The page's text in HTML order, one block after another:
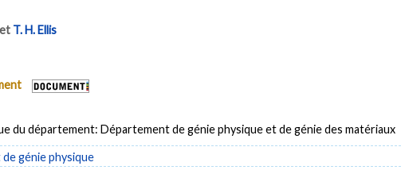
T. H. Ellis
du département: Département de génie physique et de génie des matériaux
génie physique